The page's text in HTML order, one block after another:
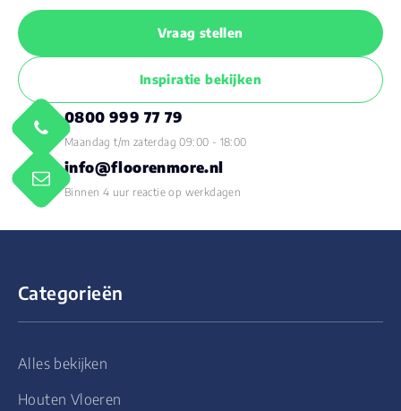
Vraag stellen
Inspiratie bekijken
0800 999 77 79
Maandag t/m zaterdag 09:00 - 18:00
info@floorenmore.nl
Binnen 4 uur reactie op werkdagen
Categorieën
Alles bekijken
Houten Vloeren